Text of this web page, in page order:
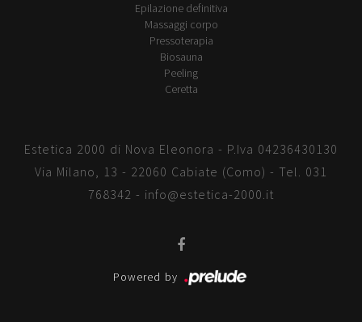
Epilazione definitiva
Massaggi corpo
Pressoterapia
Biosauna
Peeling
Ceretta
Estetica 2000 di Nova Eleonora - P.Iva 04236430130
Via Milano, 13 - 22060 Cabiate (Como) - Tel. 031
768342 - info@estetica-2000.it
Powered by